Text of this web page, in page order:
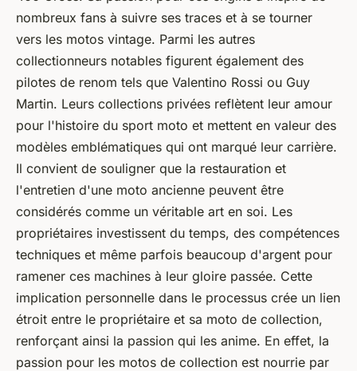
nombreux fans à suivre ses traces et à se tourner
vers les motos vintage. Parmi les autres
collectionneurs notables figurent également des
pilotes de renom tels que Valentino Rossi ou Guy
Martin. Leurs collections privées reflètent leur amour
pour l'histoire du sport moto et mettent en valeur des
modèles emblématiques qui ont marqué leur carrière.
Il convient de souligner que la restauration et
l'entretien d'une moto ancienne peuvent être
considérés comme un véritable art en soi. Les
propriétaires investissent du temps, des compétences
techniques et même parfois beaucoup d'argent pour
ramener ces machines à leur gloire passée. Cette
implication personnelle dans le processus crée un lien
étroit entre le propriétaire et sa moto de collection,
renforçant ainsi la passion qui les anime. En effet, la
passion pour les motos de collection est nourrie par